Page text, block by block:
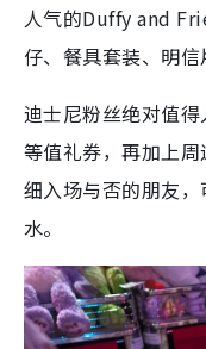
人气的Duffy and
仔、餐具套装、明信
迪士尼粉丝绝对值
等值礼券，再加上
细入场与否的朋友
水。